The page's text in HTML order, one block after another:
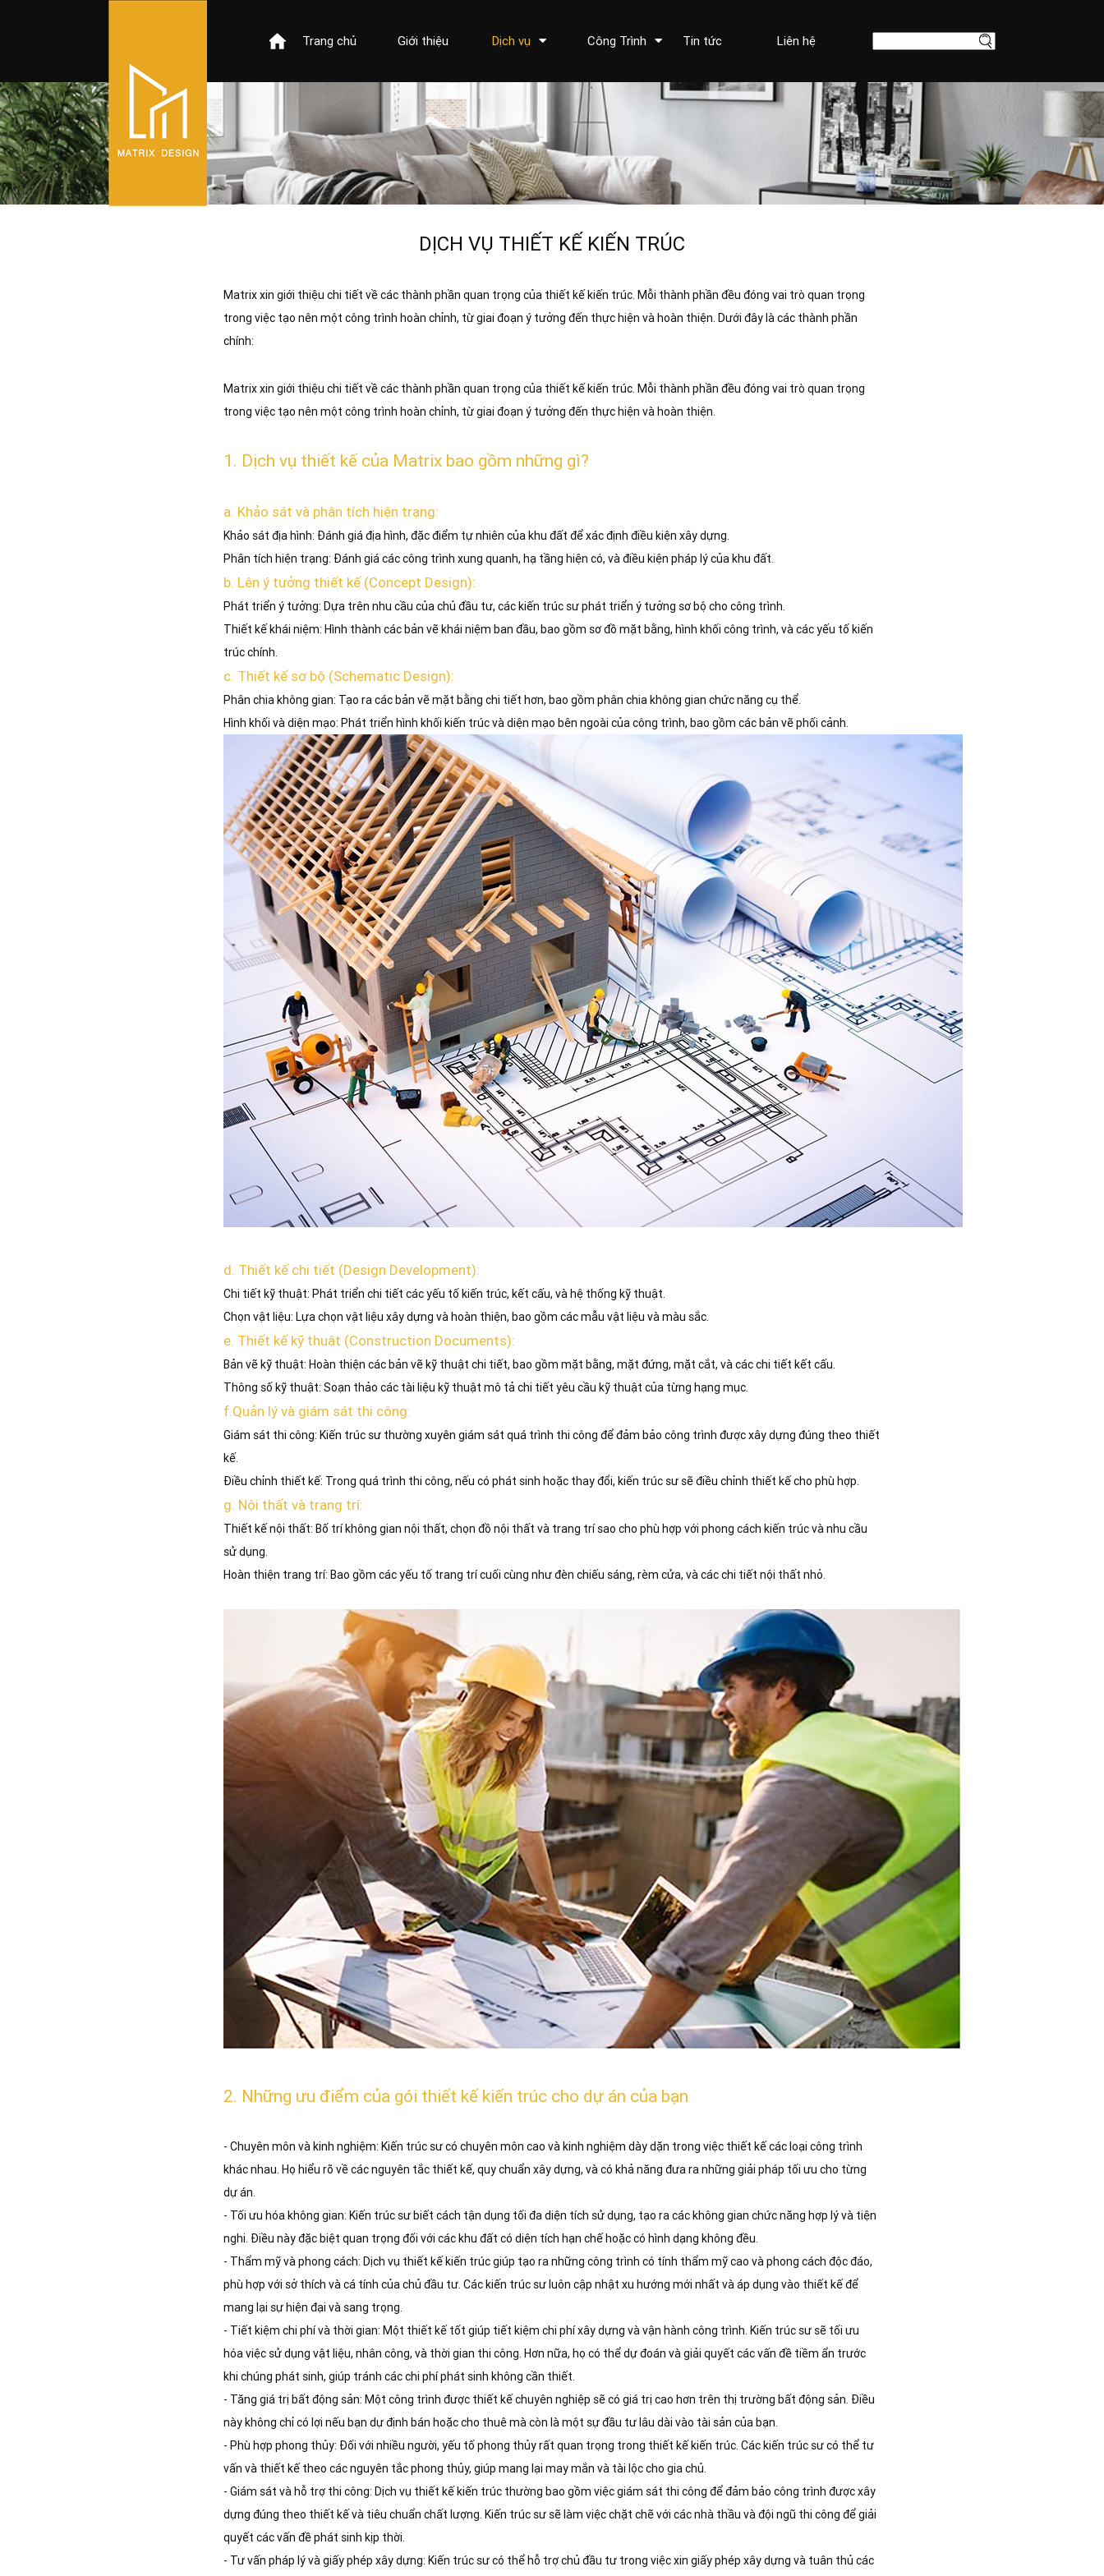
Trang chủ Giới thiệu Dịch vụ Công Trình Tin tức Liên hệ
DỊCH VỤ THIẾT KẾ KIẾN TRÚC
Matrix xin giới thiệu chi tiết về các thành phần quan trọng của thiết kế kiến trúc. Mỗi thành phần đều đóng vai trò quan trọng
trong việc tạo nên một công trình hoàn chỉnh, từ giai đoạn ý tưởng đến thực hiện và hoàn thiện. Dưới đây là các thành phần
chính:
Matrix xin giới thiệu chi tiết về các thành phần quan trọng của thiết kế kiến trúc. Mỗi thành phần đều đóng vai trò quan trọng
trong việc tạo nên một công trình hoàn chỉnh, từ giai đoạn ý tưởng đến thực hiện và hoàn thiện.
1. Dịch vụ thiết kế của Matrix bao gồm những gì?
a. Khảo sát và phân tích hiện trạng:
Khảo sát địa hình: Đánh giá địa hình, đặc điểm tự nhiên của khu đất để xác định điều kiện xây dựng.
Phân tích hiện trạng: Đánh giá các công trình xung quanh, hạ tầng hiện có, và điều kiện pháp lý của khu đất.
b. Lên ý tưởng thiết kế (Concept Design):
Phát triển ý tưởng: Dựa trên nhu cầu của chủ đầu tư, các kiến trúc sư phát triển ý tưởng sơ bộ cho công trình.
Thiết kế khái niệm: Hình thành các bản vẽ khái niệm ban đầu, bao gồm sơ đồ mặt bằng, hình khối công trình, và các yếu tố kiến
trúc chính.
c. Thiết kế sơ bộ (Schematic Design):
Phân chia không gian: Tạo ra các bản vẽ mặt bằng chi tiết hơn, bao gồm phân chia không gian chức năng cụ thể.
Hình khối và diện mạo: Phát triển hình khối kiến trúc và diện mạo bên ngoài của công trình, bao gồm các bản vẽ phối cảnh.
d. Thiết kế chi tiết (Design Development):
Chi tiết kỹ thuật: Phát triển chi tiết các yếu tố kiến trúc, kết cấu, và hệ thống kỹ thuật.
Chọn vật liệu: Lựa chọn vật liệu xây dựng và hoàn thiện, bao gồm các mẫu vật liệu và màu sắc.
e. Thiết kế kỹ thuật (Construction Documents):
Bản vẽ kỹ thuật: Hoàn thiện các bản vẽ kỹ thuật chi tiết, bao gồm mặt bằng, mặt đứng, mặt cắt, và các chi tiết kết cấu.
Thông số kỹ thuật: Soạn thảo các tài liệu kỹ thuật mô tả chi tiết yêu cầu kỹ thuật của từng hạng mục.
f.Quản lý và giám sát thi công:
Giám sát thi công: Kiến trúc sư thường xuyên giám sát quá trình thi công để đảm bảo công trình được xây dựng đúng theo thiết
kế.
Điều chỉnh thiết kế: Trong quá trình thi công, nếu có phát sinh hoặc thay đổi, kiến trúc sư sẽ điều chỉnh thiết kế cho phù hợp.
g. Nội thất và trang trí:
Thiết kế nội thất: Bố trí không gian nội thất, chọn đồ nội thất và trang trí sao cho phù hợp với phong cách kiến trúc và nhu cầu
sử dụng.
Hoàn thiện trang trí: Bao gồm các yếu tố trang trí cuối cùng như đèn chiếu sáng, rèm cửa, và các chi tiết nội thất nhỏ.
2. Những ưu điểm của gói thiết kế kiến trúc cho dự án của bạn
- Chuyên môn và kinh nghiệm: Kiến trúc sư có chuyên môn cao và kinh nghiệm dày dặn trong việc thiết kế các loại công trình
khác nhau. Họ hiểu rõ về các nguyên tắc thiết kế, quy chuẩn xây dựng, và có khả năng đưa ra những giải pháp tối ưu cho từng
dự án.
- Tối ưu hóa không gian: Kiến trúc sư biết cách tận dụng tối đa diện tích sử dụng, tạo ra các không gian chức năng hợp lý và tiện
nghi. Điều này đặc biệt quan trọng đối với các khu đất có diện tích hạn chế hoặc có hình dạng không đều.
- Thẩm mỹ và phong cách: Dịch vụ thiết kế kiến trúc giúp tạo ra những công trình có tính thẩm mỹ cao và phong cách độc đáo,
phù hợp với sở thích và cá tính của chủ đầu tư. Các kiến trúc sư luôn cập nhật xu hướng mới nhất và áp dụng vào thiết kế để
mang lại sự hiện đại và sang trọng.
- Tiết kiệm chi phí và thời gian: Một thiết kế tốt giúp tiết kiệm chi phí xây dựng và vận hành công trình. Kiến trúc sư sẽ tối ưu
hóa việc sử dụng vật liệu, nhân công, và thời gian thi công. Hơn nữa, họ có thể dự đoán và giải quyết các vấn đề tiềm ẩn trước
khi chúng phát sinh, giúp tránh các chi phí phát sinh không cần thiết.
- Tăng giá trị bất động sản: Một công trình được thiết kế chuyên nghiệp sẽ có giá trị cao hơn trên thị trường bất động sản. Điều
này không chỉ có lợi nếu bạn dự định bán hoặc cho thuê mà còn là một sự đầu tư lâu dài vào tài sản của bạn.
- Phù hợp phong thủy: Đối với nhiều người, yếu tố phong thủy rất quan trọng trong thiết kế kiến trúc. Các kiến trúc sư có thể tư
vấn và thiết kế theo các nguyên tắc phong thủy, giúp mang lại may mắn và tài lộc cho gia chủ.
- Giám sát và hỗ trợ thi công: Dịch vụ thiết kế kiến trúc thường bao gồm việc giám sát thi công để đảm bảo công trình được xây
dựng đúng theo thiết kế và tiêu chuẩn chất lượng. Kiến trúc sư sẽ làm việc chặt chẽ với các nhà thầu và đội ngũ thi công để giải
quyết các vấn đề phát sinh kịp thời.
- Tư vấn pháp lý và giấy phép xây dựng: Kiến trúc sư có thể hỗ trợ chủ đầu tư trong việc xin giấy phép xây dựng và tuân thủ các